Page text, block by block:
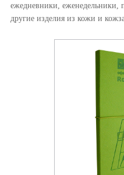
ежедневники,
другие изделия из кожи и